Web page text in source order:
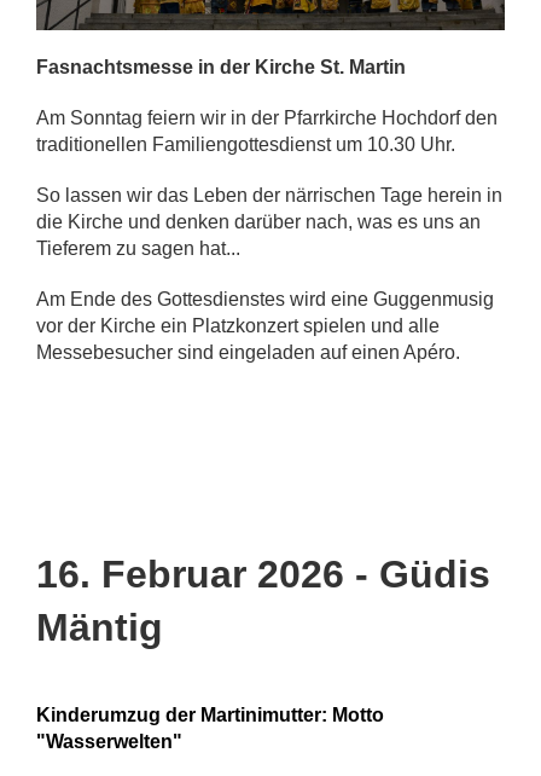
Fasnachtsmesse in der Kirche St. Martin
Am Sonntag feiern wir in der Pfarrkirche Hochdorf den
traditionellen Familiengottesdienst um 10.30 Uhr.
So lassen wir das Leben der närrischen Tage herein in
die Kirche und denken darüber nach, was es uns an
Tieferem zu sagen hat...
Am Ende des Gottesdienstes wird eine Guggenmusig
vor der Kirche ein Platzkonzert spielen und alle
Messebesucher sind eingeladen auf einen Apéro.
16. Februar 2026 - Güdis
Mäntig
Kinderumzug der Martinimutter: Motto
"Wasserwelten"